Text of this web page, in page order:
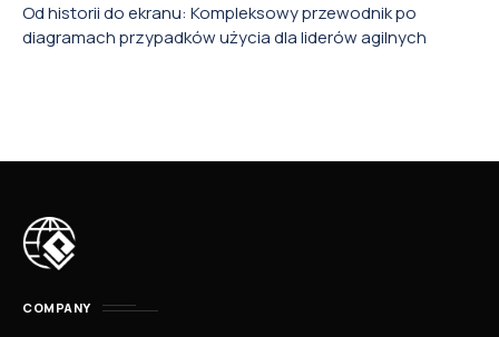
Od historii do ekranu: Kompleksowy przewodnik po
diagramach przypadków użycia dla liderów agilnych
COMPANY